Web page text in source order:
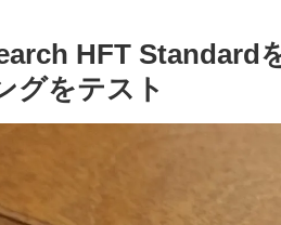
HFT Standard
グをテスト